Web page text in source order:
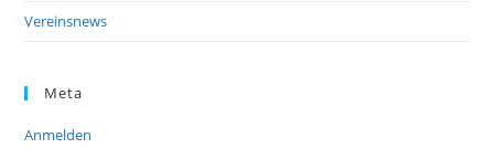
Vereinsnews
Meta
Anmelden